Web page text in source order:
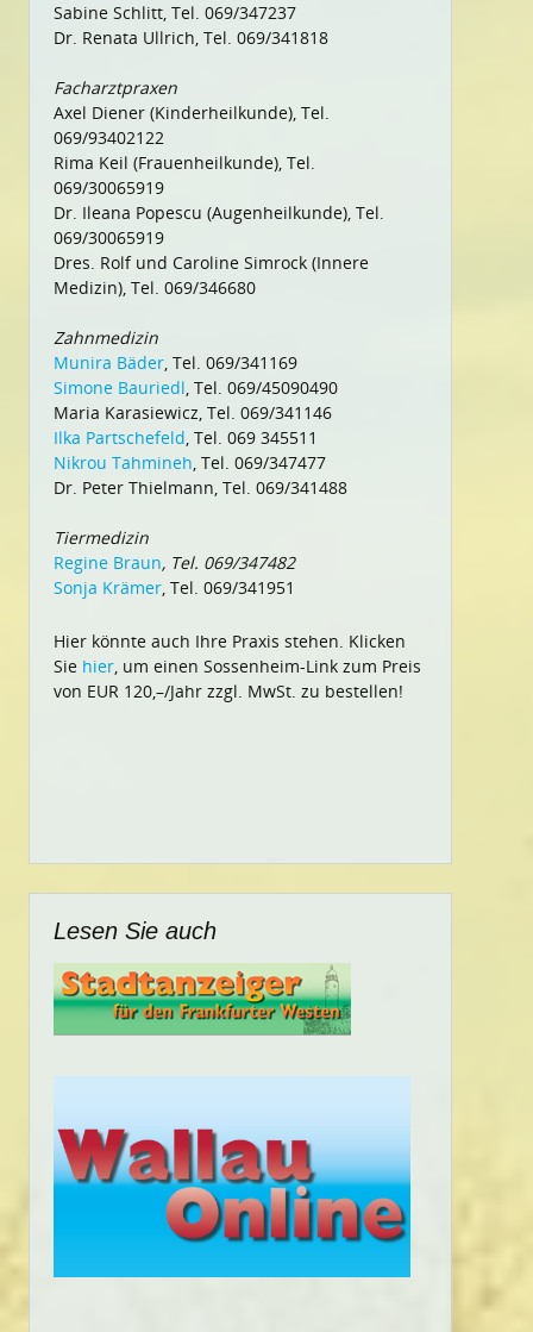
Sabine Schlitt, Tel. 069/347237
Dr. Renata Ullrich, Tel. 069/341818
Facharztpraxen
Axel Diener (Kinderheilkunde), Tel.
069/93402122
Rima Keil (Frauenheilkunde), Tel.
069/30065919
Dr. Ileana Popescu (Augenheilkunde), Tel.
069/30065919
Dres. Rolf und Caroline Simrock (Innere
Medizin), Tel. 069/346680
Zahnmedizin
Munira Bäder, Tel. 069/341169
Simone Bauriedl, Tel. 069/45090490
Maria Karasiewicz, Tel. 069/341146
Ilka Partschefeld, Tel. 069 345511
Nikrou Tahmineh, Tel. 069/347477
Dr. Peter Thielmann, Tel. 069/341488
Tiermedizin
Regine Braun, Tel. 069/347482
Sonja Krämer, Tel. 069/341951
Hier könnte auch Ihre Praxis stehen. Klicken
Sie hier, um einen Sossenheim-Link zum Preis
von EUR 120,–/Jahr zzgl. MwSt. zu bestellen!
Lesen Sie auch